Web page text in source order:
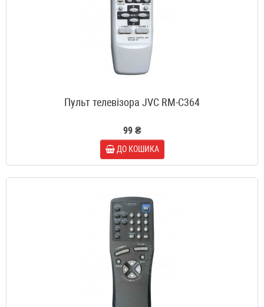
Пульт телевізора JVC RM-C364
99 ₴
ДО КОШИКА